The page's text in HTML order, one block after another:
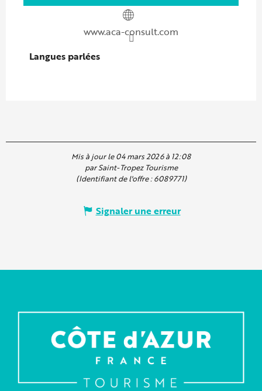
www.aca-consult.com
Langues parlées
Langues parlées
Mis à jour le 04 mars 2026 à 12:08
par Saint-Tropez Tourisme
(Identifiant de l'offre :6089771)
Signaler une erreur